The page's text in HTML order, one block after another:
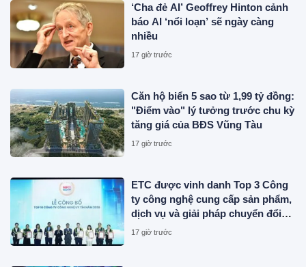
‘Cha đẻ AI’ Geoffrey Hinton cảnh
báo AI ‘nổi loạn’ sẽ ngày càng
nhiều
17 giờ trước
Căn hộ biển 5 sao từ 1,99 tỷ đồng:
"Điểm vào" lý tưởng trước chu kỳ
tăng giá của BĐS Vũng Tàu
17 giờ trước
ETC được vinh danh Top 3 Công
ty công nghệ cung cấp sản phẩm,
dịch vụ và giải pháp chuyển đổi
số uy tín năm 2026
17 giờ trước